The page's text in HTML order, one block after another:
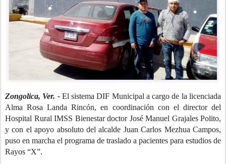
Zongolica, Ver. - El sistema DIF Municipal a cargo de la licenciada
Alma Rosa Landa Rincón, en coordinación con el director del
Hospital Rural IMSS Bienestar doctor José Manuel Grajales Polito,
y con el apoyo absoluto del alcalde Juan Carlos Mezhua Campos,
puso en marcha el programa de traslado a pacientes para estudios de
Rayos “X”.